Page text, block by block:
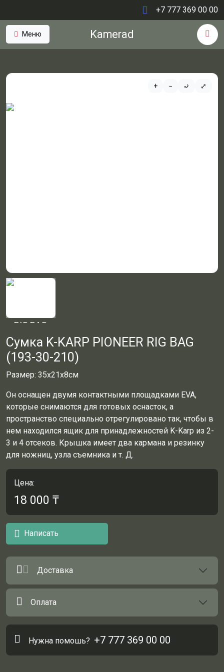
+7 777 369 00 00
Меню Kamerad
+ − ⤾ ⤢
Сумка K-KARP PIONEER RIG BAG
(193-30-210)
Размер: 35x21x8см
Он оснащен двумя контактными площадками EVA,
которые снимаются для готовых оснасток, а
пространство специально отрегулировано так, чтобы в
нем находился ящик для принадлежностей K-Karp из 2-
3 и 4 отсеков. Крышка имеет два кармана и резинку
для ножниц, узла съемника и т. Д.
Цена:
18 000 ₸
Написать
Доставка
Оплата
Нужна помошь? +7 777 369 00 00